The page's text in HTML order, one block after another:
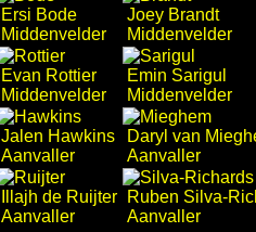
Ersi Bode
Middenvelder
Joey Brandt
Middenvelder
Evan Rottier
Middenvelder
Emin Sarigul
Middenvelder
Jalen Hawkins
Aanvaller
Daryl van
Aanvaller
Illajh de Ruijter
Aanvaller
Ruben Silva-
Aanvaller